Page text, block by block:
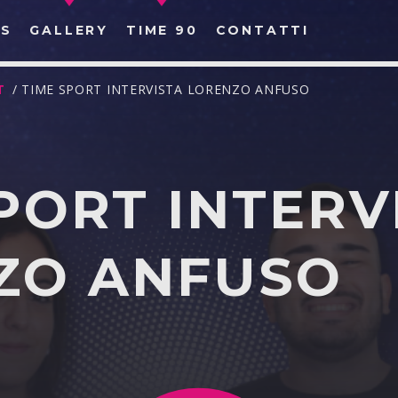
GALLERY TIME 90 CONTATTI
CERCA NEL SITO WEB:
/ TIME SPORT INTERVISTA LORENZO ANFUSO
ANFUSO